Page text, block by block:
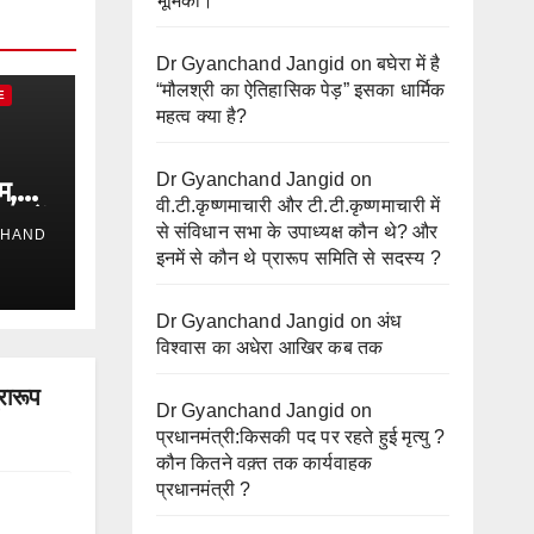
में
Dr Gyanchand Jangid onबघेरा में है
“मौलश्री का ऐतिहासिक पेड़” इसका धार्मिक
महत्व क्या है?
Dr Gyanchand Jangid on
वी.टी.कृष्णमाचारी और टी.टी.कृष्णमाचारी में
से संविधान सभा के उपाध्यक्ष कौन थे? और
इनमें से कौन थे प्रारूप समिति से सदस्य ?
Dr Gyanchand Jangid onअंध
विश्वास का अधेरा आखिर कब तक
Dr Gyanchand Jangid on
प्रधानमंत्री:किसकी पद पर रहते हुई मृत्यु ?
कौन कितने वक़्त तक कार्यवाहक
प्रधानमंत्री ?